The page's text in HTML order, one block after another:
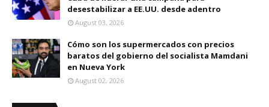
desestabilizar a EE.UU. desde adentro
August 03, 2026
Cómo son los supermercados con precios
baratos del gobierno del socialista Mamdani
en Nueva York
August 02, 2026